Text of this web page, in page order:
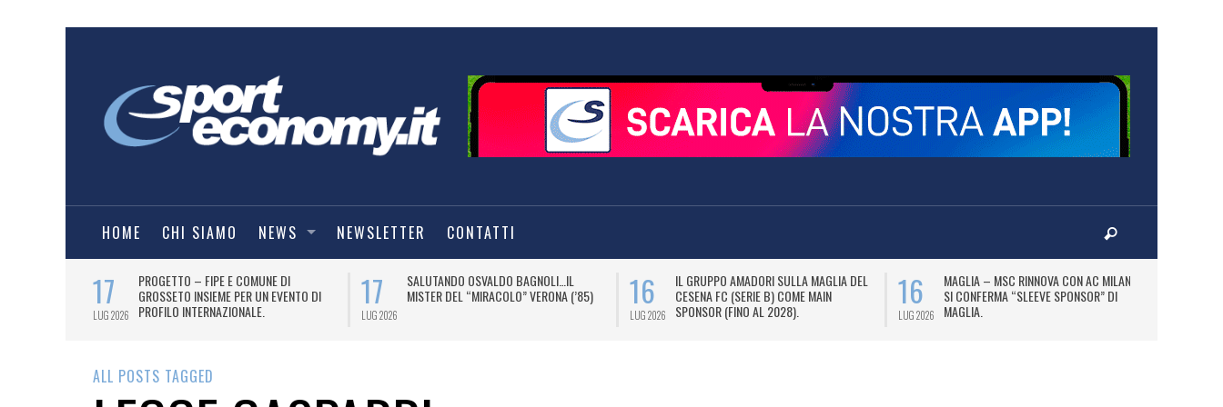
HOME CHI SIAMO NEWS NEWSLETTER CONTATTI
17
LUG 2026
PROGETTO – FIPE E COMUNE DI
GROSSETO INSIEME PER UN EVENTO DI
PROFILO INTERNAZIONALE.
17
LUG 2026
SALUTANDO OSVALDO BAGNOLI…IL
MISTER DEL “MIRACOLO” VERONA (’85)
16
LUG 2026
IL GRUPPO AMADORI SULLA MAGLIA DEL
CESENA FC (SERIE B) COME MAIN
SPONSOR (FINO AL 2028).
16
LUG 2026
MAGLIA – MSC RINNOVA CON AC MILAN E
SI CONFERMA “SLEEVE SPONSOR” DI
MAGLIA.
ALL POSTS TAGGED